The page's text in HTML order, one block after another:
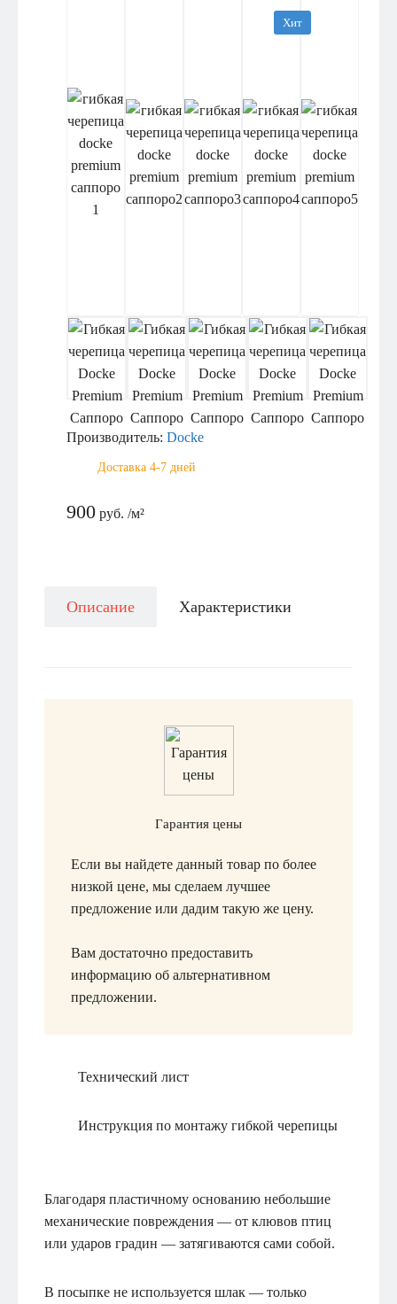
Хит
Производитель: Docke
Доставка 4-7 дней
900 руб. /м²
Описание Характеристики
Гарантия цены
Если вы найдете данный товар по более
низкой цене, мы сделаем лучшее
предложение или дадим такую же цену.
Вам достаточно предоставить
информацию об альтернативном
предложении.
Технический лист
Инструкция по монтажу гибкой черепицы
Благодаря пластичному основанию небольшие
механические повреждения — от клювов птиц
или ударов градин — затягиваются сами собой.
В посыпке не используется шлак — только